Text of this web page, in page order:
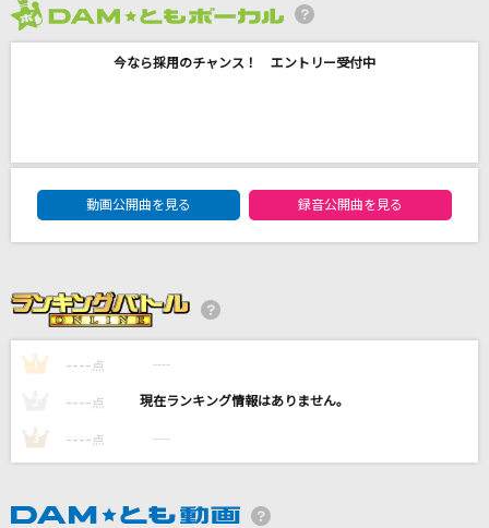
チャンスは平等
B'z
[生音]ff(フォルティシモ)
ハウンド・ドッグ
[生音]酒と泪と男と女
今なら採用のチャンス！ エントリー受付中
DAM★ともボーカルエントリーランキング
動画公開曲を見る
録音公開曲を見る
1 ---- 点 ----
---- 点 ----
3 ---- 点 ----